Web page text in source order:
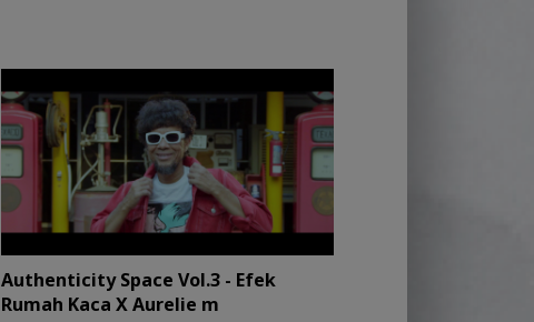
Authenticity Space Vol.3 - Efek
Rumah Kaca X Aurelie m